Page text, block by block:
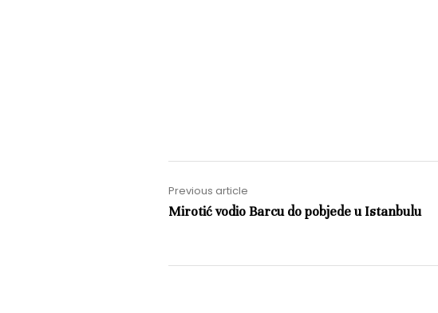
Previous article
Mirotić vodio Barcu do pobjede u Istanbulu